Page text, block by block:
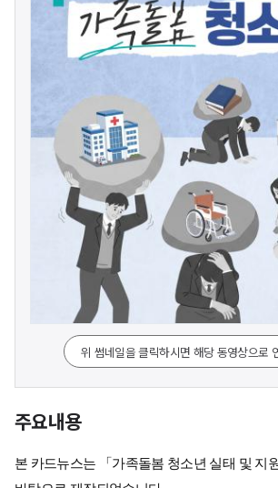
위 썸네일을 클릭하시면 해당 동영상으로
주요내용
본 카드뉴스는 「가족돌봄 청소년 실태 및 지